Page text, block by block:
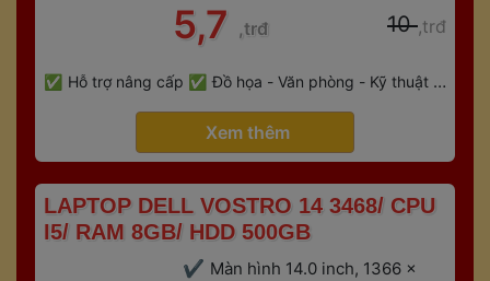
5,7 ,trđ 10 ,trđ
Hỗ trợ nâng cấp
Đồ họa - Văn phòng - Kỹ thuật -
Xem thêm
LAPTOP DELL VOSTRO 14 3468/ CPU
I5/ RAM 8GB/ HDD 500GB
Màn hình 14.0 inch, 1366 x